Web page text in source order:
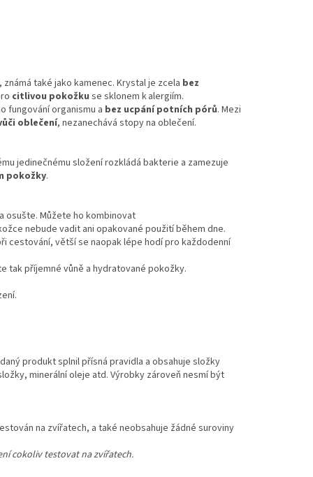
také jako kamenec. Krystal je zcela bez
citlivou pokožku se sklonem k alergiím.
fungování organismu a bez ucpání potních pórů. Mezi
oblečení, nezanechává stopy na oblečení.
jedinečnému složení rozkládá bakterie a zamezuje
pokožky.
a osušte. Můžete ho kombinovat
nebude vadit ani opakované použití během dne.
cestování, větší se naopak lépe hodí pro každodenní
tak příjemné vůně a hydratované pokožky.
produkt splnil přísná pravidla a obsahuje složky
minerální oleje atd. Výrobky zároveň nesmí být
na zvířatech, a také neobsahuje žádné suroviny
cokoliv testovat na zvířatech.